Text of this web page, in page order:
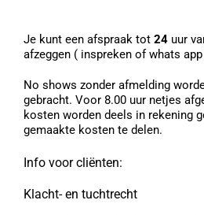
Je kunt een afspraak tot 24 uur
afzeggen ( inspreken of whats
No shows zonder afmelding
gebracht. Voor 8.00 uur netjes
kosten worden deels in rekening
gemaakte kosten te delen.
Info voor cliënten:
Klacht- en tuchtrecht